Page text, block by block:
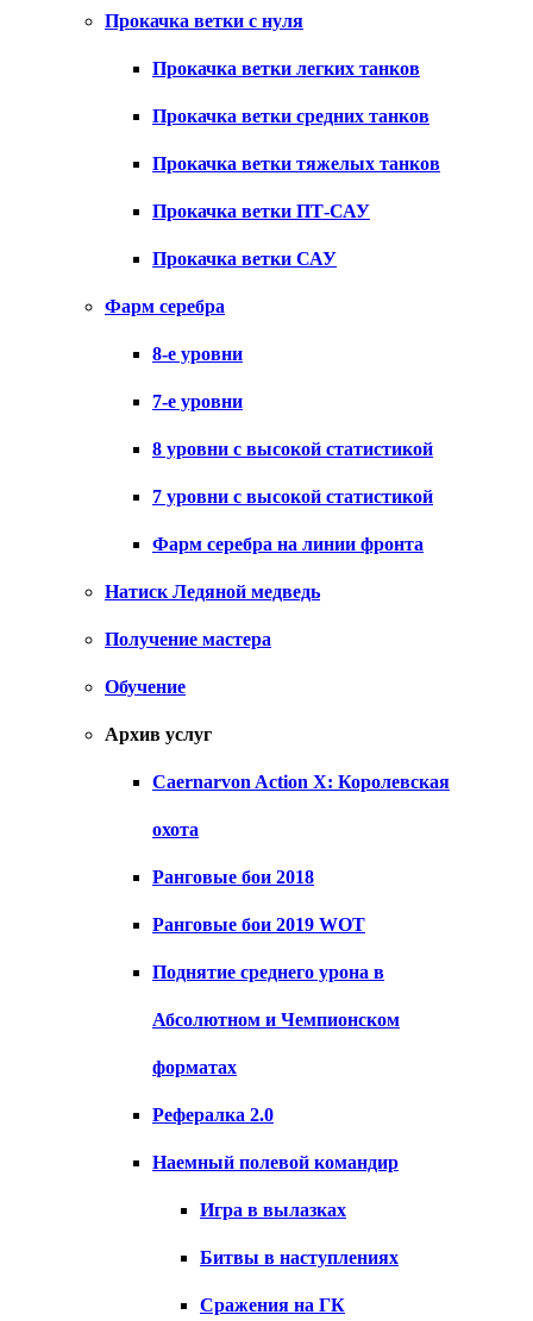
Прокачка ветки с нуля
Прокачка ветки легких танков
Прокачка ветки средних танков
Прокачка ветки тяжелых танков
Прокачка ветки ПТ-САУ
Прокачка ветки САУ
Фарм серебра
8-е уровни
7-е уровни
8 уровни с высокой статистикой
7 уровни с высокой статистикой
Фарм серебра на линии фронта
Натиск Ледяной медведь
Получение мастера
Обучение
Архив услуг
Caernarvon Action X: Королевская
охота
Ранговые бои 2018
Ранговые бои 2019 WOT
Поднятие среднего урона в
Абсолютном и Чемпионском
форматах
Рефералка 2.0
Наемный полевой командир
Игра в вылазках
Битвы в наступлениях
Сражения на ГК